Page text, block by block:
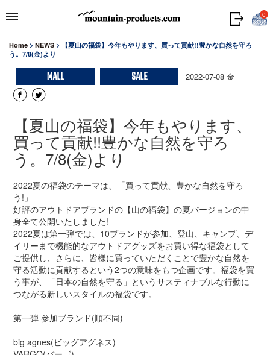
0
Home > NEWS >
【夏山の福袋】今年もやります、買って貢献!!豊かな自然を守ろ
う。7/8(金)より
MALL SALE 2022-07-08 金
【夏山の福袋】今年もやります、
買って貢献!!豊かな自然を守ろ
う。7/8(金)より
2022夏の福袋のテーマは、「買って貢献、豊かな自然を守ろ
う!」
好評のアウトドアブランドの【山の福袋】の夏バージョンの中
身全て公開いたしました!
2022夏は第一弾では、10ブランドが参加、登山、キャンプ、デ
イリーまで機能的なアウトドアグッズをお買い得な福袋として
ご提供し、さらに、皆様に買っていただくことで豊かな自然を
守る活動に貢献するという2つの意味をもつ企画です。福袋を買
う事が、「日本の自然を守る」というサスティナブルな行動に
つながる新しいスタイルの福袋です。
第一弾 参加ブランド(順不同)
big agnes(ビッグアグネス)